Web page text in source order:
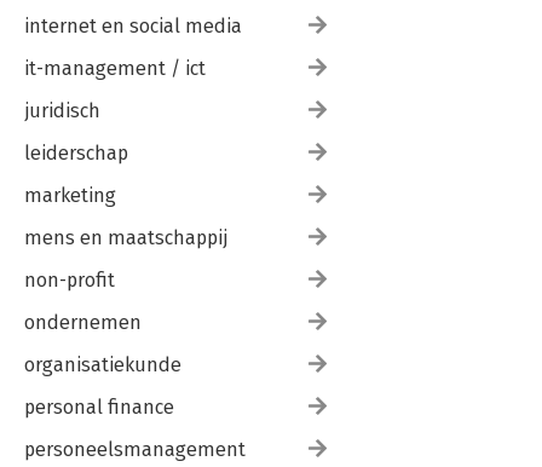
internet en social media
it-management / ict
juridisch
leiderschap
marketing
mens en maatschappij
non-profit
ondernemen
organisatiekunde
personal finance
personeelsmanagement